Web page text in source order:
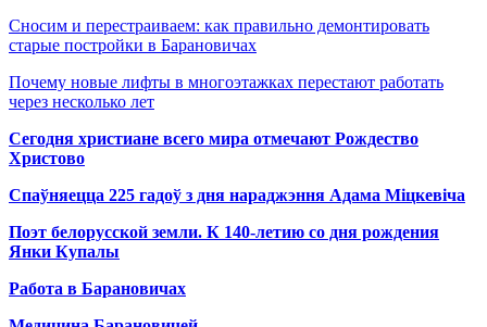
Сносим и перестраиваем: как правильно демонтировать
старые постройки в Барановичах
Почему новые лифты в многоэтажках перестают работать
через несколько лет
Сегодня христиане всего мира отмечают Рождество
Христово
Спаўняецца 225 гадоў з дня нараджэння Адама Міцкевіча
Поэт белорусской земли. К 140-летию со дня рождения
Янки Купалы
Работа в Барановичах